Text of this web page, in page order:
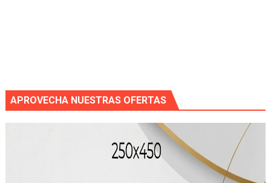
APROVECHA NUESTRAS OFERTAS